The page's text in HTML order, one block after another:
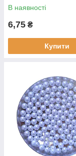
В наявності
6,75 ₴
Купити